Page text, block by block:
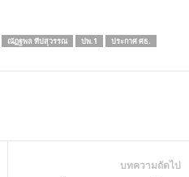
ณัฏฐพล ทีปสุวรรณ ปพ.1
ประกาศ ศธ.
บทความถัดไป